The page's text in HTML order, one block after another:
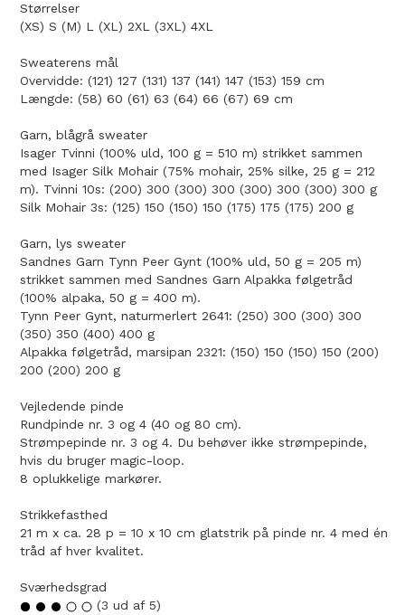
Størrelser
(XS) S (M) L (XL) 2XL (3XL) 4XL
Sweaterens mål
Overvidde: (121) 127 (131) 137 (141) 147 (153) 159 cm
Længde: (58) 60 (61) 63 (64) 66 (67) 69 cm
Garn, blågrå sweater
Isager Tvinni (100% uld, 100 g = 510 m) strikket sammen
med Isager Silk Mohair (75% mohair, 25% silke, 25 g = 212
m). Tvinni 10s: (200) 300 (300) 300 (300) 300 (300) 300 g
Silk Mohair 3s: (125) 150 (150) 150 (175) 175 (175) 200 g
Garn, lys sweater
Sandnes Garn Tynn Peer Gynt (100% uld, 50 g = 205 m)
strikket sammen med Sandnes Garn Alpakka følgetråd
(100% alpaka, 50 g = 400 m).
Tynn Peer Gynt, naturmerlert 2641: (250) 300 (300) 300
(350) 350 (400) 400 g
Alpakka følgetråd, marsipan 2321: (150) 150 (150) 150 (200)
200 (200) 200 g
Vejledende pinde
Rundpinde nr. 3 og 4 (40 og 80 cm).
Strømpepinde nr. 3 og 4. Du behøver ikke strømpepinde,
hvis du bruger magic-loop.
8 oplukkelige markører.
Strikkefasthed
21 m x ca. 28 p = 10 x 10 cm glatstrik på pinde nr. 4 med én
tråd af hver kvalitet.
Sværhedsgrad
(3 ud af 5)